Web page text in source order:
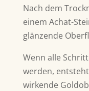
Nach dem
einem Achat-
glänzende
Wenn alle
werden,
wirkende